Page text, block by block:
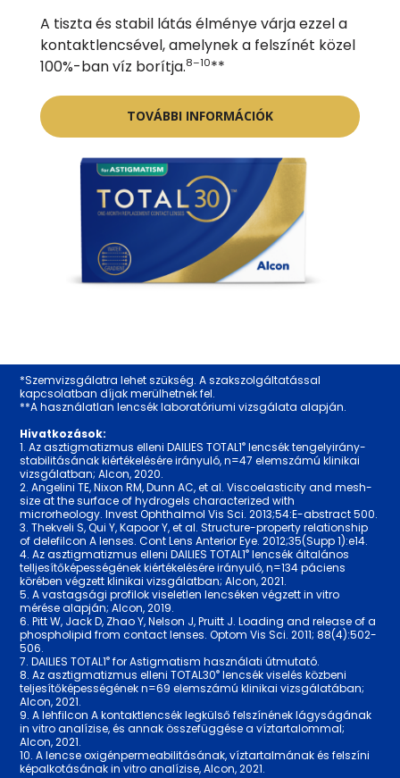
A tiszta és stabil látás élménye várja ezzel a
kontaktlencsével, amelynek a felszínét közel
100%-ban víz borítja.8–10**
TOVÁBBI INFORMÁCIÓK
*Szemvizsgálatra lehet szükség. A szakszolgáltatással
kapcsolatban díjak merülhetnek fel.
**A használatlan lencsék laboratóriumi vizsgálata alapján.
Hivatkozások:
1. Az asztigmatizmus elleni DAILIES TOTAL1® lencsék tengelyirány-
stabilitásának kiértékelésére irányuló, n=47 elemszámú klinikai
vizsgálatban; Alcon, 2020.
2. Angelini TE, Nixon RM, Dunn AC, et al. Viscoelasticity and mesh-
size at the surface of hydrogels characterized with
microrheology. Invest Ophthalmol Vis Sci. 2013;54:E-abstract 500.
3. Thekveli S, Qui Y, Kapoor Y, et al. Structure-property relationship
of delefilcon A lenses. Cont Lens Anterior Eye. 2012;35(Supp 1):e14.
4. Az asztigmatizmus elleni DAILIES TOTAL1® lencsék általános
telljesítőképességének kiértékelésére irányuló, n=134 páciens
körében végzett klinikai vizsgálatban; Alcon, 2021.
5. A vastagsági profilok viseletlen lencséken végzett in vitro
mérése alapján; Alcon, 2019.
6. Pitt W, Jack D, Zhao Y, Nelson J, Pruitt J. Loading and release of a
phospholipid from contact lenses. Optom Vis Sci. 2011; 88(4):502-
506.
7. DAILIES TOTAL1® for Astigmatism használati útmutató.
8. Az asztigmatizmus elleni TOTAL30® lencsék viselés közbeni
teljesítőképességének n=69 elemszámú klinikai vizsgálatában;
Alcon, 2021.
9. A lehfilcon A kontaktlencsék legkülső felszínének lágyságának
in vitro analízise, és annak összefüggése a víztartalommal;
Alcon, 2021.
10. A lencse oxigénpermeabilitásának, víztartalmának és felszíni
képalkotásának in vitro analízise, Alcon, 2021.